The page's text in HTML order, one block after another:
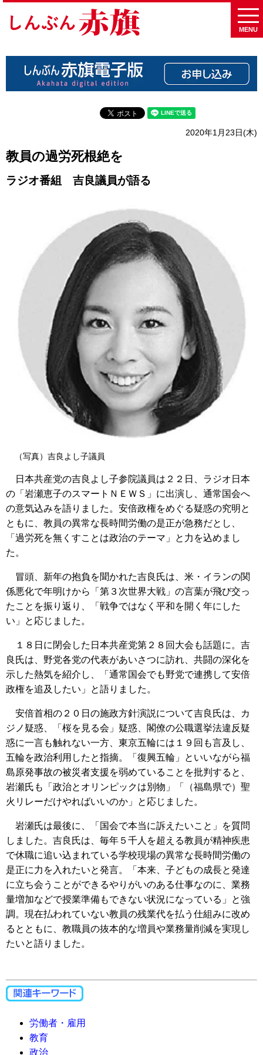
MENU
2020年1月23日(木)
教員の過労死根絶を
ラジオ番組 吉良議員が語る
（写真）吉良よし子議員
日本共産党の吉良よし子参院議員は２２日、ラジオ日本
の「岩瀬恵子のスマートＮＥＷＳ」に出演し、通常国会へ
の意気込みを語りました。安倍政権をめぐる疑惑の究明と
ともに、教員の異常な長時間労働の是正が急務だとし、
「過労死を無くすことは政治のテーマ」と力を込めまし
た。
冒頭、新年の抱負を聞かれた吉良氏は、米・イランの関
係悪化で年明けから「第３次世界大戦」の言葉が飛び交っ
たことを振り返り、「戦争ではなく平和を開く年にした
い」と応じました。
１８日に閉会した日本共産党第２８回大会も話題に。吉
良氏は、野党各党の代表があいさつに訪れ、共闘の深化を
示した熱気を紹介し、「通常国会でも野党で連携して安倍
政権を追及したい」と語りました。
安倍首相の２０日の施政方針演説について吉良氏は、カ
ジノ疑惑、「桜を見る会」疑惑、閣僚の公職選挙法違反疑
惑に一言も触れない一方、東京五輪には１９回も言及し、
五輪を政治利用したと指摘。「復興五輪」といいながら福
島原発事故の被災者支援を弱めていることを批判すると、
岩瀬氏も「政治とオリンピックは別物」「（福島県で）聖
火リレーだけやればいいのか」と応じました。
岩瀬氏は最後に、「国会で本当に訴えたいこと」を質問
しました。吉良氏は、毎年５千人を超える教員が精神疾患
で休職に追い込まれている学校現場の異常な長時間労働の
是正に力を入れたいと発言。「本来、子どもの成長と発達
に立ち会うことができるやりがいのある仕事なのに、業務
量増加などで授業準備もできない状況になっている」と強
調。現在払われていない教員の残業代を払う仕組みに改め
るとともに、教職員の抜本的な増員や業務量削減を実現し
たいと語りました。
労働者・雇用
教育
政治